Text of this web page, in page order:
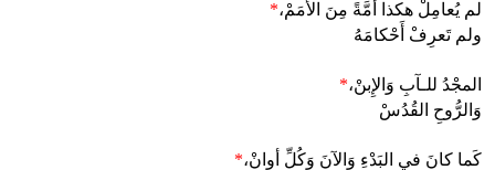
لم يُعامِلْ هكذا أُمَّةً مِنَ الأُمَمْ،*
ولم تَعرِفْ أَحْكامَهُ
المجْدُ للـآبِ وَالإِبنْ،*
وَالرُّوحِ القُدُسْ
كَما كانَ في البَدْءِ وَالآنَ وَكُلِّ أوانْ،*